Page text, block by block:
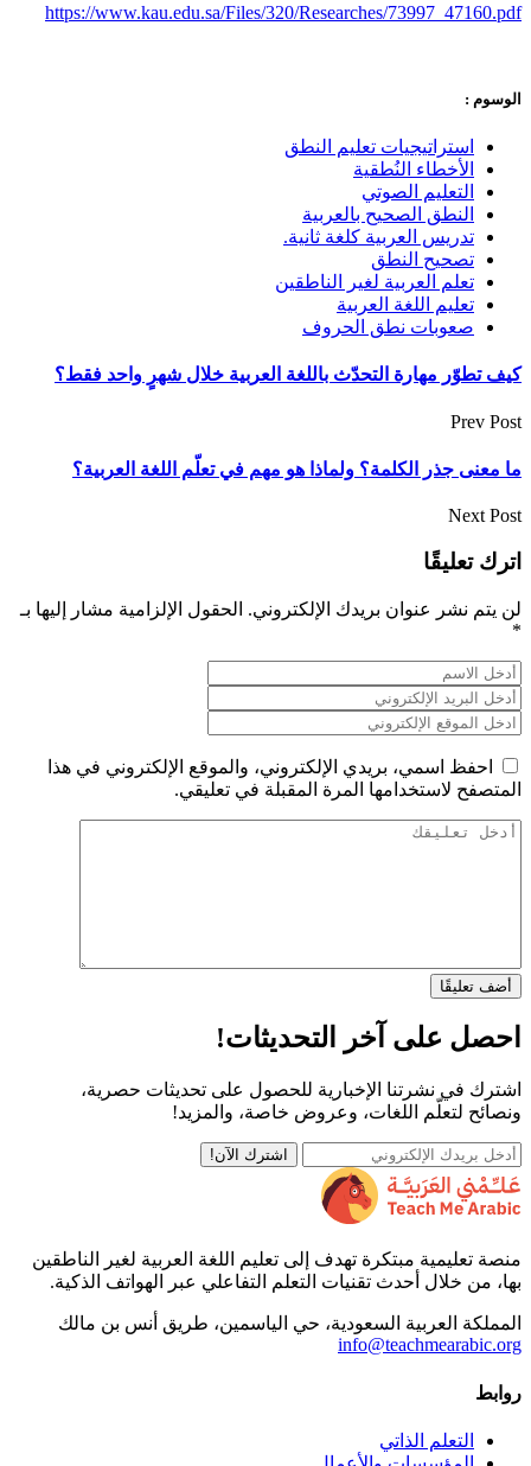
https://www.kau.edu.sa/Files/320/Researches/73997_47160.pdf
الوسوم :
استراتيجيات تعليم النطق
الأخطاء النُطقية
التعليم الصوتي
النطق الصحيح بالعربية
تدريس العربية كلغة ثانية.
تصحيح النطق
تعلم العربية لغير الناطقين
تعليم اللغة العربية
صعوبات نطق الحروف
كيف تطوّر مهارة التحدّث باللغة العربية خلال شهرٍ واحد فقط؟
Prev Post
ما معنى جذر الكلمة؟ ولماذا هو مهم في تعلّم اللغة العربية؟
Next Post
اترك تعليقًا
لن يتم نشر عنوان بريدك الإلكتروني. الحقول الإلزامية مشار إليها بـ
*
احفظ اسمي، بريدي الإلكتروني، والموقع الإلكتروني في هذا
المتصفح لاستخدامها المرة المقبلة في تعليقي.
أضف تعليقًا
احصل على آخر التحديثات!
اشترك في نشرتنا الإخبارية للحصول على تحديثات حصرية،
ونصائح لتعلّم اللغات، وعروض خاصة، والمزيد!
اشترك الآن!
منصة تعليمية مبتكرة تهدف إلى تعليم اللغة العربية لغير الناطقين
بها، من خلال أحدث تقنيات التعلم التفاعلي عبر الهواتف الذكية.
المملكة العربية السعودية، حي الياسمين، طريق أنس بن مالك
info@teachmearabic.org
روابط
التعلم الذاتي